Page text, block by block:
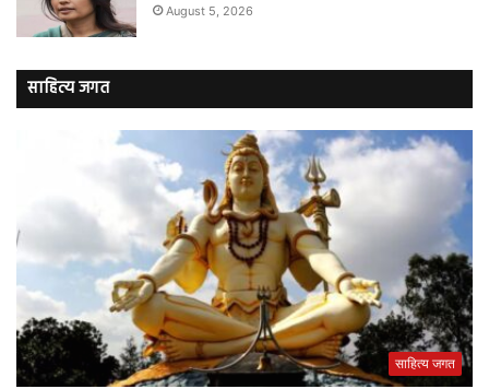
August 5, 2026
साहित्य जगत
साहित्य जगत